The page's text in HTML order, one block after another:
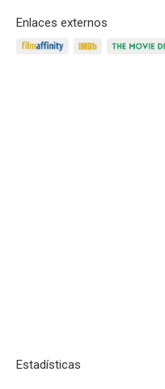
Enlaces externos
Estadísticas